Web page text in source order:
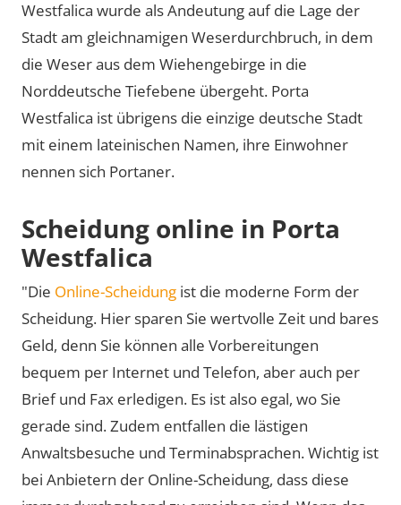
Westfalica wurde als Andeutung auf die Lage der
Stadt am gleichnamigen Weserdurchbruch, in dem
die Weser aus dem Wiehengebirge in die
Norddeutsche Tiefebene übergeht. Porta
Westfalica ist übrigens die einzige deutsche Stadt
mit einem lateinischen Namen, ihre Einwohner
nennen sich Portaner.
Scheidung online in Porta
Westfalica
"Die Online-Scheidung ist die moderne Form der
Scheidung. Hier sparen Sie wertvolle Zeit und bares
Geld, denn Sie können alle Vorbereitungen
bequem per Internet und Telefon, aber auch per
Brief und Fax erledigen. Es ist also egal, wo Sie
gerade sind. Zudem entfallen die lästigen
Anwaltsbesuche und Terminabsprachen. Wichtig ist
bei Anbietern der Online-Scheidung, dass diese